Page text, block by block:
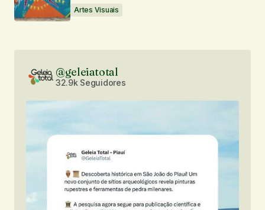
Artes Visuais
@geleiatotal
32.9k Seguidores